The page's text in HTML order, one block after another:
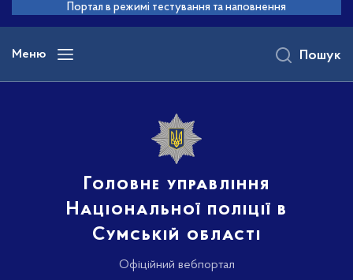
основного
вмісту
Портал в режимі тестування та наповнення
Меню
Головне управління
Національної поліції в
Сумській області
Офіційний вебпортал
Пошук